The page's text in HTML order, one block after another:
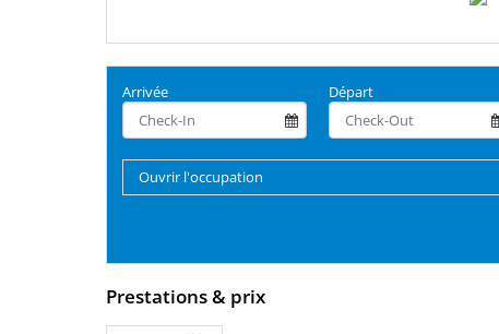
Arrivée Départ
Ouvrir l'occupation
Prestations & prix